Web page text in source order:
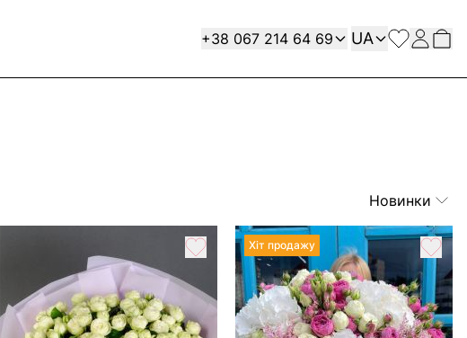
Contact
+38 067 214 64 69 Мова
UA
Новинки
Хіт продажу